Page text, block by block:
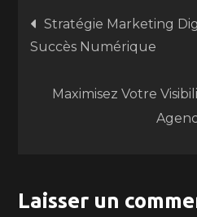
Navigation
de
l’article
Stratégie Marketing
Succès Numérique
Maximisez Votre
Laisser un